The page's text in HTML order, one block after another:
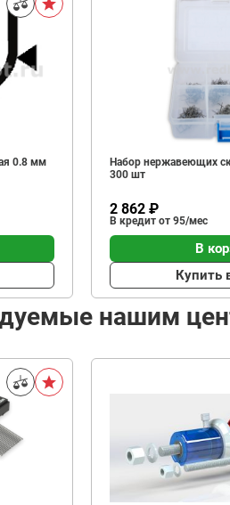
0.8 мм
Набор нержавеющих
300 шт
2 862 ₽
В кредит от 95/мес
В
Купить
нашим